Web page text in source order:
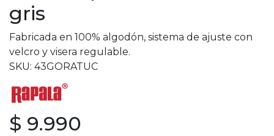
gris
Fabricada en 100% algodón, sistema de ajuste con
velcro y visera regulable.
SKU: 43GORATUC
$ 9.990